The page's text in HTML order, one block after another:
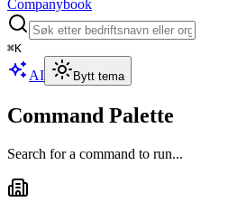
Companybook
⌘K
AI Bytt tema
Command Palette
Search for a command to run...